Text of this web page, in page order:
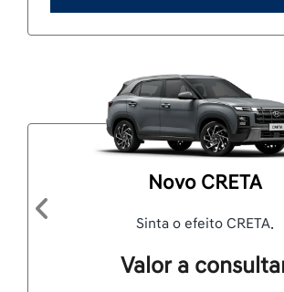
Novo CRETA
Sinta o efeito CRETA.
Valor a
Anterior